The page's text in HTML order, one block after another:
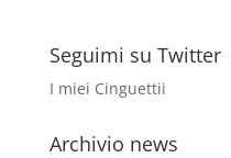
Seguimi su Twitter
I miei Cinguettii
Archivio news